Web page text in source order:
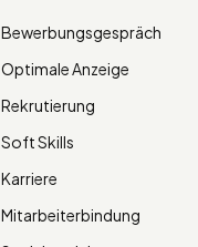
Bewerbungsgespräch
Optimale Anzeige
Rekrutierung
Soft Skills
Karriere
Mitarbeiterbindung